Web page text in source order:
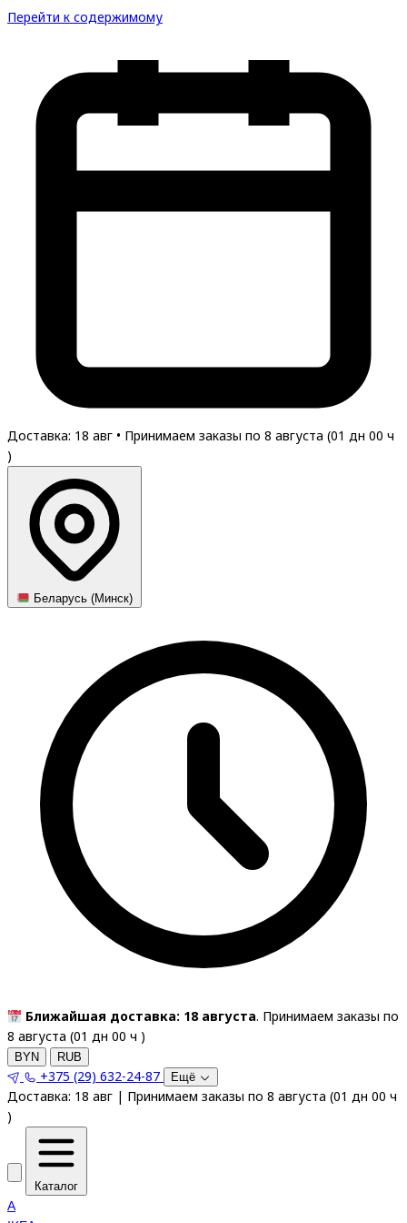
Перейти к содержимому
Доставка: 18 авг • Принимаем заказы по 8 августа (01 дн 00 ч
)
Беларусь (Минск)
Ближайшая доставка: 18 августа. Принимаем заказы по
8 августа (01 дн 00 ч )
BYN RUB
+375 (29) 632-24-87 Ещё
Доставка: 18 авг | Принимаем заказы по 8 августа (01 дн 00 ч
)
Каталог
A